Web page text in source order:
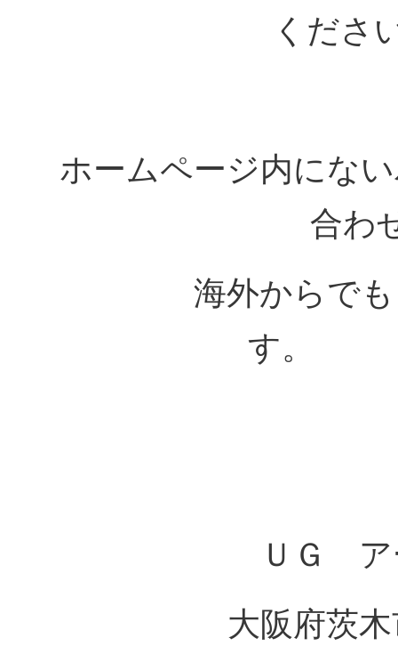
くだ
ホームページ内にな
合わ
海外からで
す
ＵＧ ア
大阪府茨